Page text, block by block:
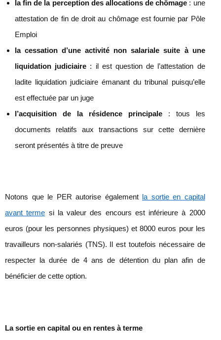
la fin de la perception des allocations de chômage : une
attestation de fin de droit au chômage est fournie par Pôle
Emploi
la cessation d’une activité non salariale suite à une
liquidation judiciaire : il est question de l’attestation de
ladite liquidation judiciaire émanant du tribunal puisqu’elle
est effectuée par un juge
l’acquisition de la résidence principale: tous les
documents relatifs aux transactions sur cette dernière
seront présentés à titre de preuve
Notons que le PER autorise également
la sortie en capital
avant terme si la valeur des encours est inférieure à 2000
euros (pour les personnes physiques) et 8000 euros pour les
travailleurs non-salariés (TNS). Il est toutefois nécessaire de
respecter la durée de 4 ans de détention du plan afin de
bénéficier de cette option.
La sortie en capital ou en rentes à terme